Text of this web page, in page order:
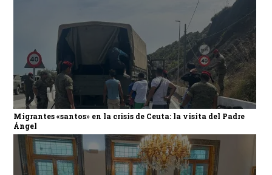
Migrantes «santos» en la crisis de Ceuta: la visita del Padre
Ángel